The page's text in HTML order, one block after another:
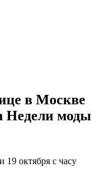
в Москве
Недели моды
октября с часу